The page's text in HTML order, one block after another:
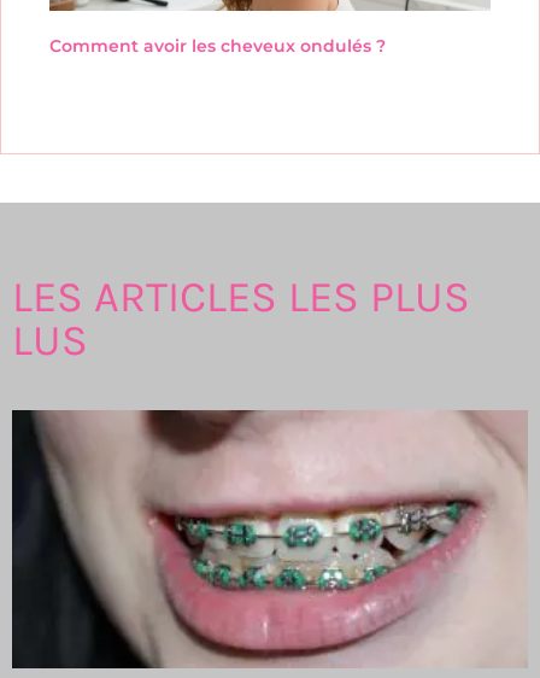
Comment avoir les cheveux ondulés ?
LES ARTICLES LES PLUS
LUS